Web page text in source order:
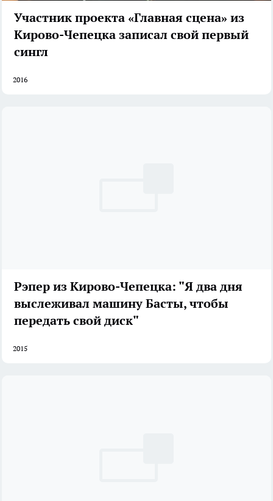
Участник проекта «Главная сцена» из
Кирово-Чепецка записал свой первый
сингл
2016
Рэпер из Кирово-Чепецка: "Я два дня
выслеживал машину Басты, чтобы
передать свой диск"
2015